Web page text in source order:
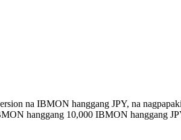
na IBMON hanggang JPY, na
hanggang 10,000 IBMON hanggang